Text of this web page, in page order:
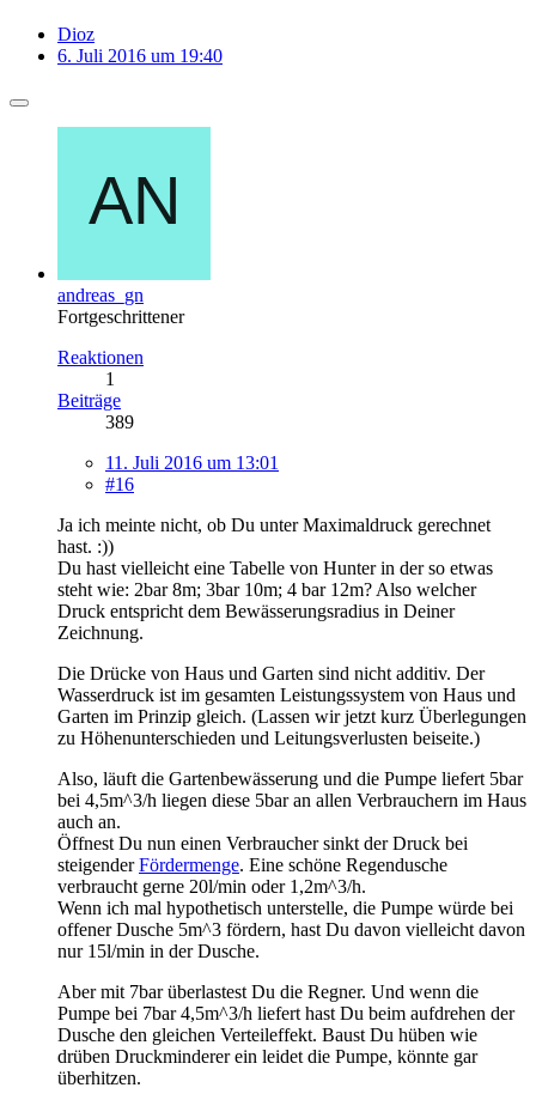
Dioz
6. Juli 2016 um 19:40
andreas_gn
Fortgeschrittener
Reaktionen
1
Beiträge
389
11. Juli 2016 um 13:01
#16
Ja ich meinte nicht, ob Du unter Maximaldruck gerechnet
hast. :))
Du hast vielleicht eine Tabelle von Hunter in der so etwas
steht wie: 2bar 8m; 3bar 10m; 4 bar 12m? Also welcher
Druck entspricht dem Bewässerungsradius in Deiner
Zeichnung.
Die Drücke von Haus und Garten sind nicht additiv. Der
Wasserdruck ist im gesamten Leistungssystem von Haus und
Garten im Prinzip gleich. (Lassen wir jetzt kurz Überlegungen
zu Höhenunterschieden und Leitungsverlusten beiseite.)
Also, läuft die Gartenbewässerung und die Pumpe liefert 5bar
bei 4,5m^3/h liegen diese 5bar an allen Verbrauchern im Haus
auch an.
Öffnest Du nun einen Verbraucher sinkt der Druck bei
steigenderFördermenge. Eine schöne Regendusche
verbraucht gerne 20l/min oder 1,2m^3/h.
Wenn ich mal hypothetisch unterstelle, die Pumpe würde bei
offener Dusche 5m^3 fördern, hast Du davon vielleicht davon
nur 15l/min in der Dusche.
Aber mit 7bar überlastest Du die Regner. Und wenn die
Pumpe bei 7bar 4,5m^3/h liefert hast Du beim aufdrehen der
Dusche den gleichen Verteileffekt. Baust Du hüben wie
drüben Druckminderer ein leidet die Pumpe, könnte gar
überhitzen.